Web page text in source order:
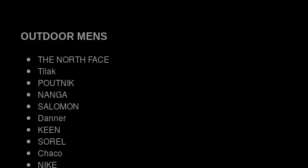
OUTDOOR MENS
THE NORTH FACE
Tilak
POUTNIK
NANGA
SALOMON
Danner
KEEN
SOREL
Chaco
NIKE